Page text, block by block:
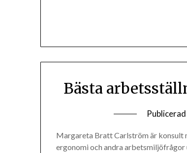
Bästa
Margareta Bratt Carlström är konsult
ergonomi och andra